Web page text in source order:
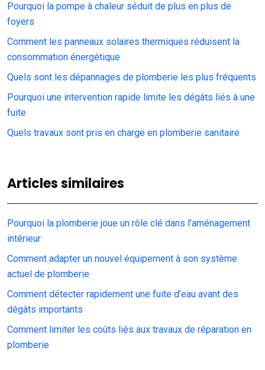
Pourquoi la pompe à chaleur séduit de plus en plus de
foyers
Comment les panneaux solaires thermiques réduisent la
consommation énergétique
Quels sont les dépannages de plomberie les plus fréquents
Pourquoi une intervention rapide limite les dégâts liés à une
fuite
Quels travaux sont pris en charge en plomberie sanitaire
Articles similaires
Pourquoi la plomberie joue un rôle clé dans l’aménagement
intérieur
Comment adapter un nouvel équipement à son système
actuel de plomberie
Comment détecter rapidement une fuite d’eau avant des
dégâts importants
Comment limiter les coûts liés aux travaux de réparation en
plomberie